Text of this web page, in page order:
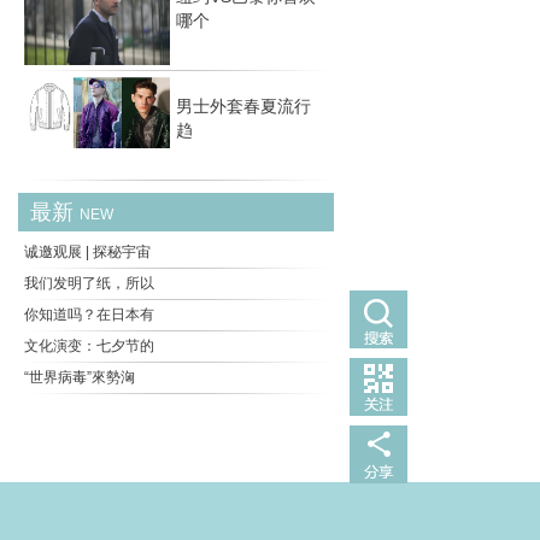
哪个
男士外套春夏流行
趋
最新 NEW
诚邀观展 | 探秘宇宙
我们发明了纸，所以
你知道吗？在日本有
文化演变：七夕节的
“世界病毒”來勢洶